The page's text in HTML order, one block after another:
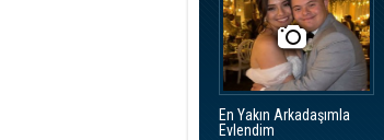
En Yakın Arkadaşımla
Evlendim